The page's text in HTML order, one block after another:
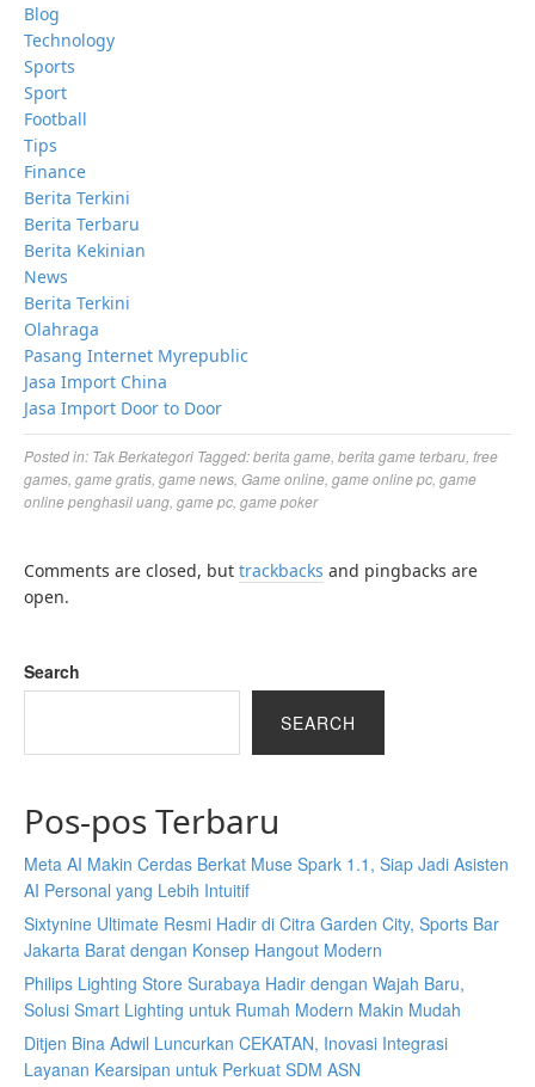
Blog
Technology
Sports
Sport
Football
Tips
Finance
Berita Terkini
Berita Terbaru
Berita Kekinian
News
Berita Terkini
Olahraga
Pasang Internet Myrepublic
Jasa Import China
Jasa Import Door to Door
Posted in: Tak Berkategori Tagged:berita game berita game terbaru free
games game gratis game news Game online game online pc game
online penghasil uang game pc game poker
Comments are closed, but trackbacks and pingbacks are
open.
Search
SEARCH
Pos-pos Terbaru
Meta AI Makin Cerdas Berkat Muse Spark 1.1, Siap Jadi Asisten
AI Personal yang Lebih Intuitif
Sixtynine Ultimate Resmi Hadir di Citra Garden City, Sports Bar
Jakarta Barat dengan Konsep Hangout Modern
Philips Lighting Store Surabaya Hadir dengan Wajah Baru,
Solusi Smart Lighting untuk Rumah Modern Makin Mudah
Ditjen Bina Adwil Luncurkan CEKATAN, Inovasi Integrasi
Layanan Kearsipan untuk Perkuat SDM ASN